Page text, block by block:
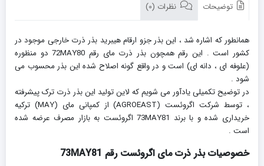
توضیحات نظرات (0)
همانطور که اشاره شد ، این بذر جزو ارقام هیبرید بذر ذرت خارجی موجود در
کشور است . این رقم همچون بذر ذرت مای رقم 72MAY80 دو منظوره
(علوفه ای ، دانه ای) است و در واقع گونه اصلاح شده این بذر محسوب می
شود .
در توضیح تکمیلی یادآور می شویم که لاین تولید این بذر ذرت ترک پیشرفته
، توسط شرکت اگروئست (AGROEAST) از کمپانی مای (MAY) ترکیه
خریداری شده و با برند 73MAY81 اگروئست به بازار مصرف عرضه شده
است .
خصوصیات بذر ذرت مای اگروئست رقم 73MAY81